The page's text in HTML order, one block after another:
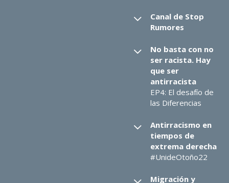
Canal de Stop
Rumores
No basta con no
ser racista. Hay
que ser
antirracista
EP4: El desafío de
las Diferencias
Antirracismo en
tiempos de
extrema derecha
#UnideOtoño22
Migración y